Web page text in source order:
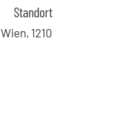
Standort
Wien, 1210